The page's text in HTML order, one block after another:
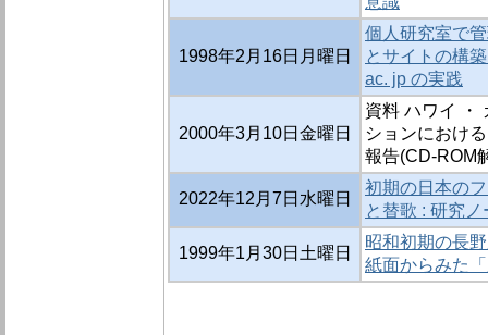
1998年2月16日月曜日
個人研究室で
とサイトの構
ac. jp の実践
2000年3月10日金曜日
資料 ハワイ ・
ションにおけ
報告(CD-ROM
2022年12月7日水曜日
初期の日本の
と替歌 : 研究ノ
1999年1月30日土曜日
昭和初期の長
紙面からみた